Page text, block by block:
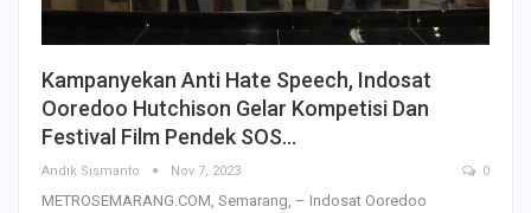
Kampanyekan Anti Hate Speech, Indosat
Ooredoo Hutchison Gelar Kompetisi Dan
Festival Film Pendek SOS…
Andik Sismanto Nov 7, 2023 0
METROSEMARANG.COM, Semarang, – Indosat Ooredoo